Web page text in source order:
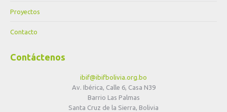
Proyectos
Contacto
Contáctenos
ibif@ibifbolivia.org.bo
Av. Ibérica, Calle 6, Casa N39
Barrio Las Palmas
Santa Cruz de la Sierra, Bolivia